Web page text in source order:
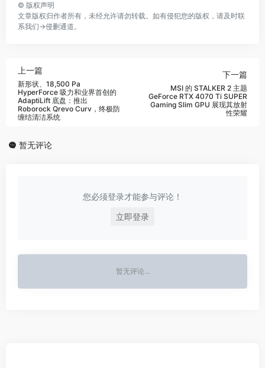
© 版权声明
文章版权归作者所有，未经允许请勿转载。如有侵犯您的版权，请及时联
系我们→侵删通道。
上一篇
新形状、18,500 Pa
HyperForce 吸力和业界首创的
AdaptiLift 底盘：推出
Roborock Qrevo Curv，终极防
缠结清洁系统
下一篇
MSI 的 STALKER 2 主题
GeForce RTX 4070 Ti SUPER
Gaming Slim GPU 展现其放射
性荣耀
暂无评论
您必须登录才能参与评论！
立即登录
暂无评论...